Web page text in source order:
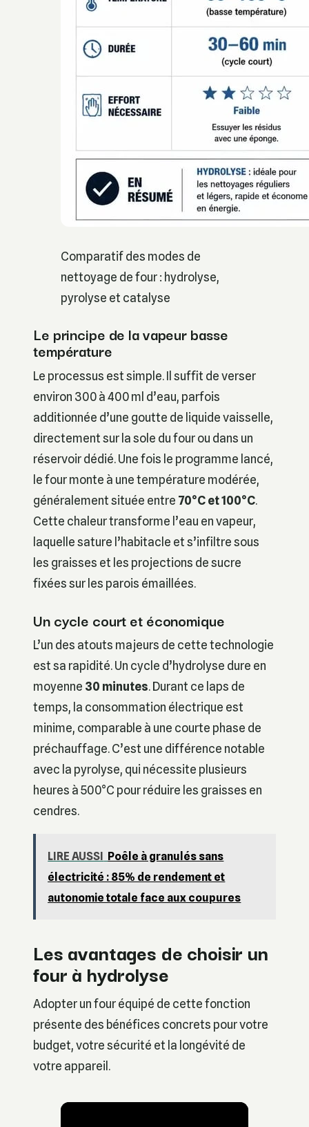
Comparatif des modes de
nettoyage de four : hydrolyse,
pyrolyse et catalyse
Le principe de la vapeur basse
température
Le processus est simple. Il suffit de verser
environ 300 à 400 ml d’eau, parfois
additionnée d’une goutte de liquide vaisselle,
directement sur la sole du four ou dans un
réservoir dédié. Une fois le programme lancé,
le four monte à une température modérée,
généralement située entre 70°C et 100°C.
Cette chaleur transforme l’eau en vapeur,
laquelle sature l’habitacle et s’infiltre sous
les graisses et les projections de sucre
fixées sur les parois émaillées.
Un cycle court et économique
L’un des atouts majeurs de cette technologie
est sa rapidité. Un cycle d’hydrolyse dure en
moyenne 30 minutes. Durant ce laps de
temps, la consommation électrique est
minime, comparable à une courte phase de
préchauffage. C’est une différence notable
avec la pyrolyse, qui nécessite plusieurs
heures à 500°C pour réduire les graisses en
cendres.
LIRE AUSSI Poêle à granulés sans
électricité : 85% de rendement et
autonomie totale face aux coupures
Les avantages de choisir un
four à hydrolyse
Adopter un four équipé de cette fonction
présente des bénéfices concrets pour votre
budget, votre sécurité et la longévité de
votre appareil.